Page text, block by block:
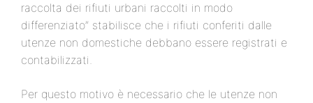
raccolta dei rifiuti urbani raccolti in modo
differenziato” stabilisce che i rifiuti conferiti dalle
utenze non domestiche debbano essere registrati e
contabilizzati.
Per questo motivo è necessario che le utenze non